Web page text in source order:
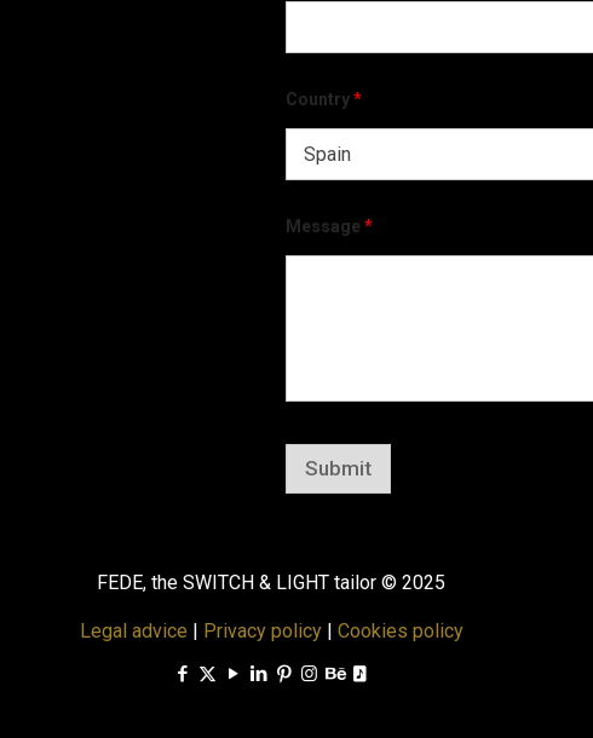
Country*
Message *
Submit
FEDE, the SWITCH & LIGHT tailor © 2025
Legal advice | Privacy policy| Cookies policy